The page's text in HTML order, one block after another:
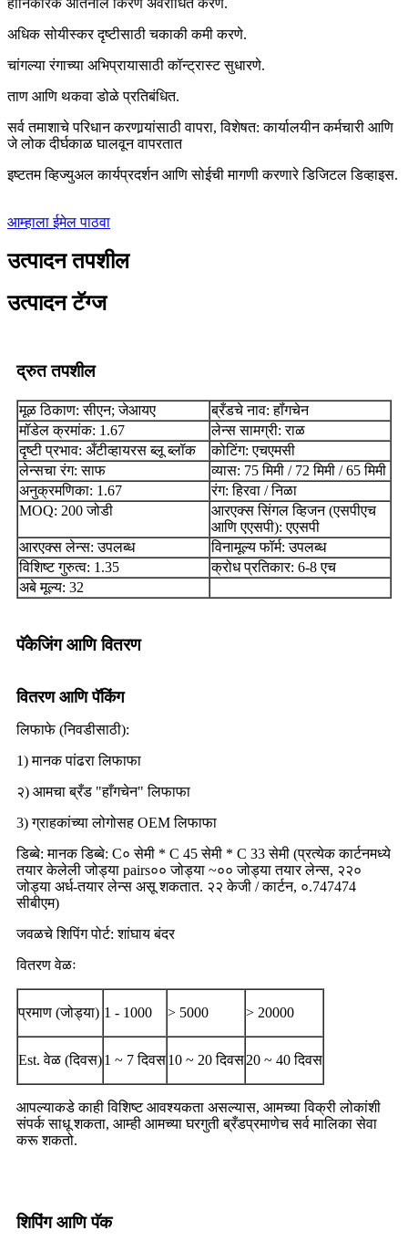
अधिक सोयीस्कर दृष्टीसाठी चकाकी कमी करणे.
चांगल्या रंगाच्या अभिप्रायासाठी कॉन्ट्रास्ट सुधारणे.
ताण आणि थकवा डोळे प्रतिबंधित.
सर्व तमाशाचे परिधान करणार्‍यांसाठी वापरा, विशेषत: कार्यालयीन कर्मचारी आणि
जे लोक दीर्घकाळ घालवून वापरतात
इष्टतम व्हिज्युअल कार्यप्रदर्शन आणि सोईची मागणी करणारे डिजिटल डिव्हाइस.
आम्हाला ईमेल पाठवा
उत्पादन तपशील
उत्पादन टॅग्ज
द्रुत तपशील
मूळ ठिकाण: सीएन; जेआयए
ब्रँडचे नाव: हॉंगचेन
मॉडेल क्रमांक: 1.67
लेन्स सामग्री: राळ
दृष्टी प्रभाव: अँटीव्हायरस ब्लू ब्लॉक
कोटिंग: एचएमसी
लेन्सचा रंग: साफ
व्यास: 75 मिमी / 72 मिमी / 65 मिमी
अनुक्रमणिका: 1.67
रंग: हिरवा / निळा
MOQ: 200 जोडी
आरएक्स सिंगल व्हिजन (एसपीएच
आणि एएसपी): एएसपी
आरएक्स लेन्स: उपलब्ध
विनामूल्य फॉर्म: उपलब्ध
विशिष्ट गुरुत्व: 1.35
क्रोध प्रतिकार: 6-8 एच
अबे मूल्य: 32
पॅकेजिंग आणि वितरण
वितरण आणि पॅकिंग
लिफाफे (निवडीसाठी):
1) मानक पांढरा लिफाफा
२) आमचा ब्रँड "हाँगचेन" लिफाफा
3) ग्राहकांच्या लोगोसह OEM लिफाफा
डिब्बे: मानक डिब्बे: C० सेमी * C 45 सेमी * C 33 सेमी (प्रत्येक कार्टनमध्ये
तयार केलेली जोड्या pairs०० जोड्या ~०० जोड्या तयार लेन्स, २२०
जोड्या अर्ध-तयार लेन्स असू शकतात. २२ केजी / कार्टन, ०.747474
सीबीएम)
जवळचे शिपिंग पोर्ट: शांघाय बंदर
वितरण वेळः
प्रमाण (जोड्या) 1 - 1000 > 5000 > 20000
Est. वेळ (दिवस)1 ~ 7 दिवस10 ~ 20 दिवस20 ~ 40 दिवस
आपल्याकडे काही विशिष्ट आवश्यकता असल्यास, आमच्या विक्री लोकांशी
संपर्क साधू शकता, आम्ही आमच्या घरगुती ब्रँडप्रमाणेच सर्व मालिका सेवा
करू शकतो.
शिपिंग आणि पॅक